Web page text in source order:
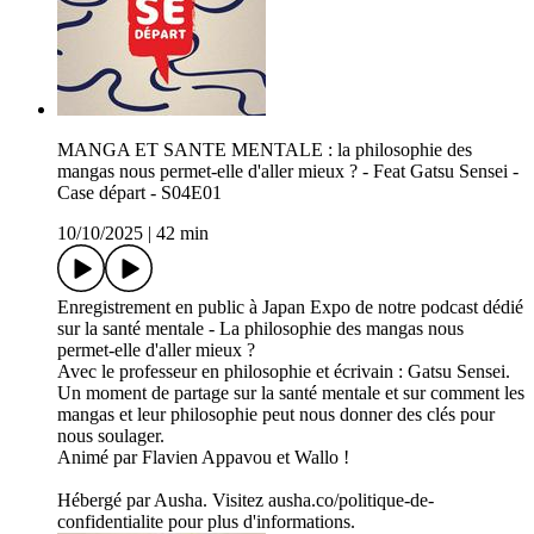
MANGA ET SANTE MENTALE : la philosophie des
mangas nous permet-elle d'aller mieux ? - Feat Gatsu Sensei -
Case départ - S04E01
10/10/2025
42 min
Enregistrement en public à Japan Expo de notre podcast dédié
sur la santé mentale - La philosophie des mangas nous
permet-elle d'aller mieux ?
Avec le professeur en philosophie et écrivain : Gatsu Sensei.
Un moment de partage sur la santé mentale et sur comment les
mangas et leur philosophie peut nous donner des clés pour
nous soulager.
Animé par Flavien Appavou et Wallo !
Hébergé par Ausha. Visitez ausha.co/politique-de-
confidentialite pour plus d'informations.